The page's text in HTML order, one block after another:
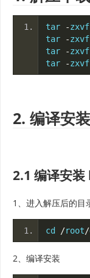
tar -
tar
-
tar
-
tar
-
2. 编译安装
2.1 编译安
1、进入解压后的目
cd /root/
2、编译安装